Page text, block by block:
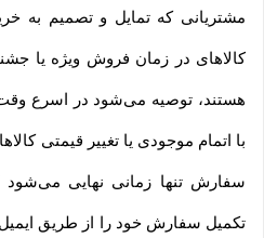
مشتریانی که تمایل و تصمیم به
کالاهای در زمان فروش ویژه یا
هستند، توصیه می‌شود در اسرع
با اتمام موجودی یا تغییر قیمتی
سفارش تنها زمانی نهایی می‌شود
تکمیل سفارش خود را از طریق